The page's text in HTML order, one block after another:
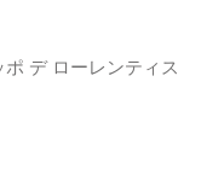
デ ローレンティス